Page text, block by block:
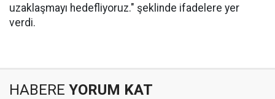
uzaklaşmayı hedefliyoruz." şeklinde ifadelere yer
verdi.
HABERE YORUM KAT